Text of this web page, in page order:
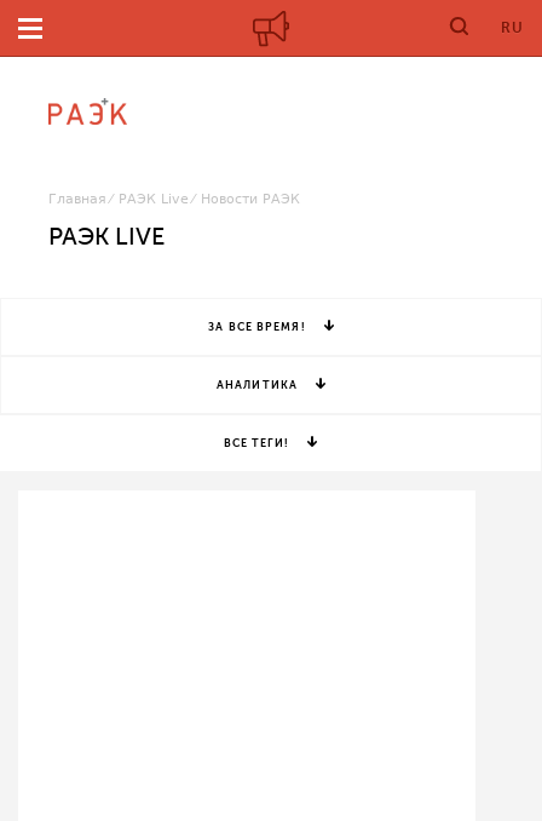
RU
Главная РАЭК Live Новости РАЭК
РАЭК LIVE
ЗА ВСЕ ВРЕМЯ!
АНАЛИТИКА
ВСЕ ТЕГИ!